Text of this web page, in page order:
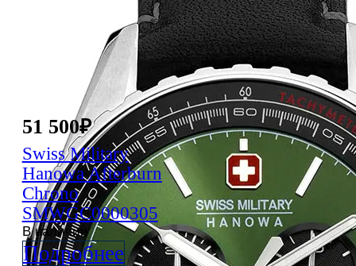
51 500₽
Swiss Military
HanowaAfterburn
Chrono
SMWGC0000305
В наличии
Подробнее